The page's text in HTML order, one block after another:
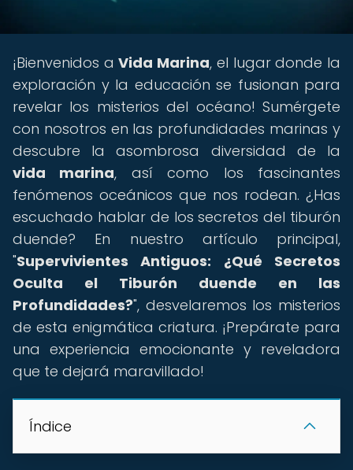
¡Bienvenidos aVida Marina, el lugar donde la
exploración y la educación se fusionan para
revelar los misterios del océano! Sumérgete
con nosotros en las profundidades marinas y
descubre la asombrosa diversidad de la
vida marina, así como los fascinantes
fenómenos oceánicos que nos rodean. ¿Has
escuchado hablar de los secretos del tiburón
duende? En nuestro artículo principal,
"Supervivientes Antiguos: ¿Qué Secretos
Oculta el Tiburón duende en las
Profundidades?", desvelaremos los misterios
de esta enigmática criatura. ¡Prepárate para
una experiencia emocionante y reveladora
que te dejará maravillado!
Índice